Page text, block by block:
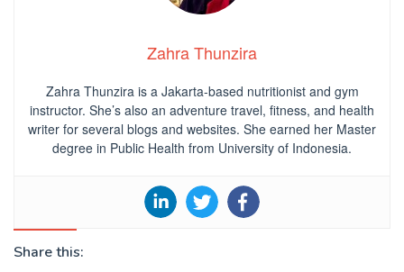
Zahra Thunzira
Zahra Thunzira is a Jakarta-based nutritionist and gym
instructor. She’s also an adventure travel, fitness, and health
writer for several blogs and websites. She earned her Master
degree in Public Health from University of Indonesia.
Share this: